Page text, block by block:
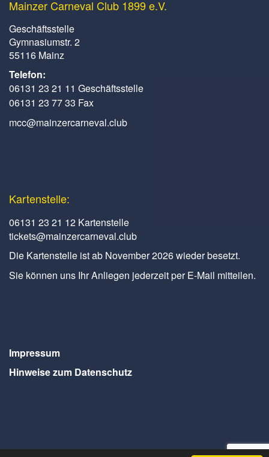
Mainzer Carneval Club 1899 e.V.
Geschäftsstelle
Gymnasiumstr. 2
55116 Mainz
Telefon:
06131 23 21 11 Geschäftsstelle
06131 23 77 33 Fax
mcc@mainzercarneval.club
Kartenstelle:
06131 23 21 12 Kartenstelle
tickets@mainzercarneval.club
Die Kartenstelle ist ab November 2026 wieder besetzt.
Sie können uns Ihr Anliegen jederzeit per E-Mail mitteilen.
Impressum
Hinweise zum Datenschutz